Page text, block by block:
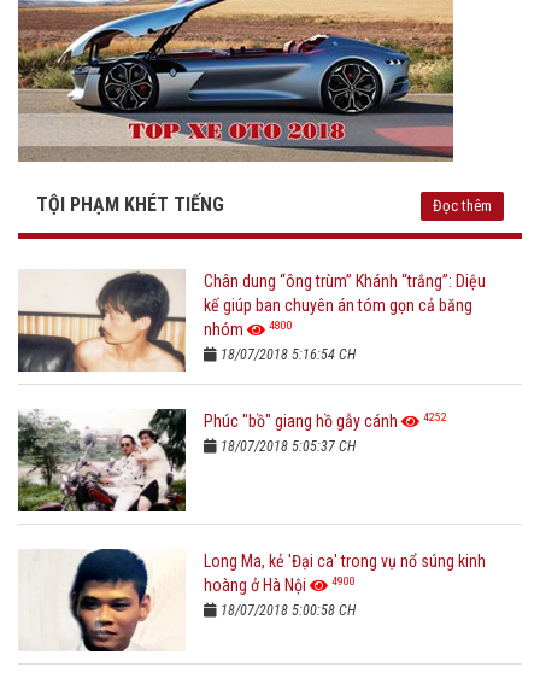
TỘI PHẠM KHÉT TIẾNG Đọc thêm
Chân dung “ông trùm” Khánh “trắng”: Diệu
kế giúp ban chuyên án tóm gọn cả băng
nhóm
4800
18/07/2018 5:16:54 CH
Phúc "bồ" giang hồ gẫy cánh 4252
18/07/2018 5:05:37 CH
Long Ma, kẻ 'Đại ca' trong vụ nổ súng kinh
hoàng ở Hà Nội
4900
18/07/2018 5:00:58 CH